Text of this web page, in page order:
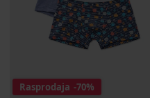
Rasprodaja -70%